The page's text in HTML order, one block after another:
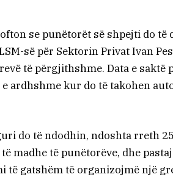
se punëtorët së shpejti do të
së për Sektorin Privat Ivan
të përgjithshme. Data e saktë
ardhshme kur do të takohen
do të ndodhin, ndoshta rreth
madhe të punëtorëve, dhe
të gatshëm të organizojmë një